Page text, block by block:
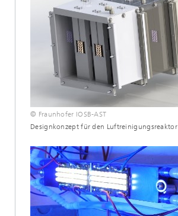
© Fraunhofer IOSB-AST
Designkonzept für den Luftreinigungsreaktor